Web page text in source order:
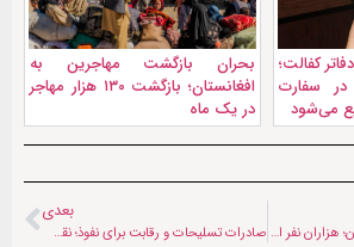
کفالت؛
در سفارت
می‌شود
بحران بازگشت مهاجرین به
افغانستان؛ بازگشت ۱۳۰ هزار مهاجر
در یک ماه
رونق گردشگری در افغانستان؛ هزاران نفر از جاذبه‌های کاپیسا بازدید کردند
بعدی
صادرات تسلیحات و رقابت برای نفوذ؛ نقش هند و پاکستان در معادلات ژئوپلیتیکی قفقاز جنوبی